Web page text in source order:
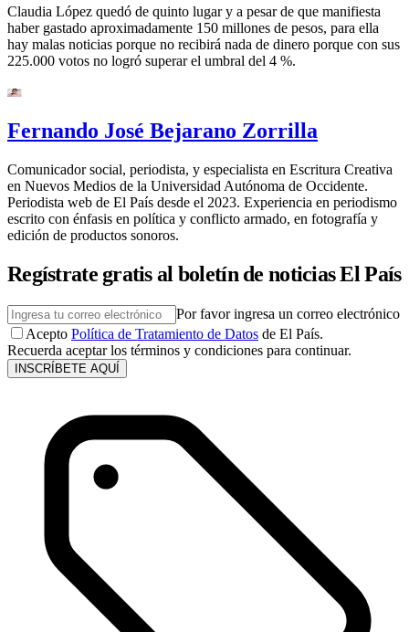
Claudia López quedó de quinto lugar y a pesar de que manifiesta
haber gastado aproximadamente 150 millones de pesos, para ella
hay malas noticias porque no recibirá nada de dinero porque con sus
225.000 votos no logró superar el umbral del 4 %.
Fernando José Bejarano Zorrilla
Comunicador social, periodista, y especialista en Escritura Creativa
en Nuevos Medios de la Universidad Autónoma de Occidente.
Periodista web de El País desde el 2023. Experiencia en periodismo
escrito con énfasis en política y conflicto armado, en fotografía y
edición de productos sonoros.
Regístrate gratis al boletín de noticias El País
Por favor ingresa un correo electrónico
Acepto Política de Tratamiento de Datos de El País.
Recuerda aceptar los términos y condiciones para continuar.
INSCRÍBETE AQUÍ